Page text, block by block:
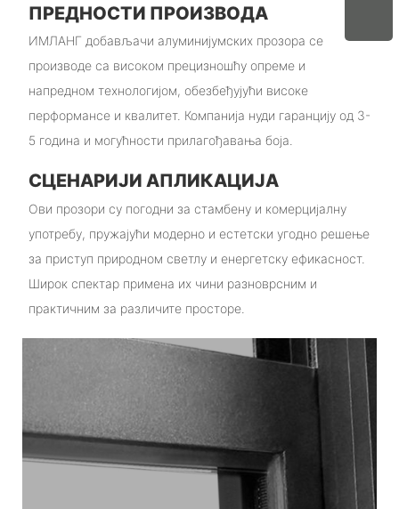
ПРЕДНОСТИ ПРОИЗВОДА
ИМЛАНГ добављачи алуминијумских прозора се
производе са високом прецизношћу опреме и
напредном технологијом, обезбеђујући високе
перформансе и квалитет. Компанија нуди гаранцију од 3-
5 година и могућности прилагођавања боја.
СЦЕНАРИЈИ АПЛИКАЦИЈА
Ови прозори су погодни за стамбену и комерцијалну
употребу, пружајући модерно и естетски угодно решење
за приступ природном светлу и енергетску ефикасност.
Широк спектар примена их чини разноврсним и
практичним за различите просторе.